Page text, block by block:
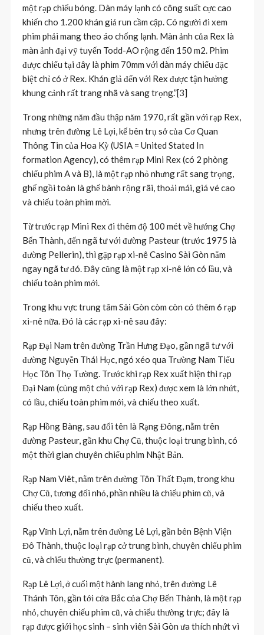
một rạp chiếu bóng. Dàn máy lạnh có công suất cực cao
khiến cho 1.200 khán giả run cầm cập. Có người đi xem
phim phải mang theo áo chống lạnh. Màn ảnh của Rex là
màn ảnh đại vỹ tuyến Todd-AO rộng đến 150 m2. Phim
được chiếu tại đây là phim 70mm với dàn máy chiếu đặc
biệt chỉ có ở Rex. Khán giả đến với Rex được tận hưởng
khung cảnh rất trang nhã và sang trọng.”[3]
Trong những năm đầu thập năm 1970, rất gần với rạp Rex,
nhưng trên đường Lê Lợi, kế bên trụ sở của Cơ Quan
Thông Tin của Hoa Kỳ (USIA = United Stated In
formation Agency), có thêm rạp Mini Rex (có 2 phòng
chiếu phim A và B), là một rạp nhỏ nhưng rất sang trọng,
ghế ngồi toàn là ghế bành rộng rãi, thoải mái, giá vé cao
và chiếu toàn phim mời.
Từ trước rạp Mini Rex đi thêm độ 100 mét về hướng Chợ
Bến Thành, đến ngã tư với đường Pasteur (trước 1975 là
đường Pellerin), thì gặp rạp xi-nê Casino Sài Gòn nằm
ngay ngã tư đó. Đây cũng là một rạp xi-nê lớn có lầu, và
chiếu toàn phim mới.
Trong khu vực trung tâm Sài Gòn còm còn có thêm 6 rạp
xi-nê nữa. Đó là các rạp xi-nê sau đây:
Rạp Đại Nam trên đường Trần Hưng Đạo, gần ngã tư với
đường Nguyễn Thái Học, ngó xéo qua Trường Nam Tiểu
Học Tôn Thọ Tường. Trước khi rạp Rex xuất hiện thì rạp
Đại Nam (cùng một chủ với rạp Rex) được xem là lớn nhứt,
có lầu, chiếu toàn phim mới, và chiếu theo xuất.
Rạp Hồng Bàng, sau đổi tên là Rạng Đông, nằm trên
đường Pasteur, gần khu Chợ Cũ, thuộc loại trung bình, có
một thời gian chuyên chiếu phim Nhật Bản.
Rạp Nam Viêt, nằm trên đường Tôn Thất Đạm, trong khu
Chợ Cũ, tương đối nhỏ, phần nhiều là chiếu phim cũ, và
chiếu theo xuất.
Rạp Vĩnh Lợi, nằm trên đường Lê Lợi, gần bên Bệnh Viện
Đô Thành, thuộc loại rạp cở trung bình, chuyên chiếu phim
cũ, và chiếu thường trực (permanent).
Rạp Lê Lợi, ở cuối một hành lang nhỏ, trên đường Lê
Thánh Tôn, gần tới cửa Bắc của Chợ Bến Thành, là một rạp
nhỏ, chuyên chiếu phim cũ, và chiếu thường trực; đây là
rạp được giới học sinh – sinh viên Sài Gòn ưa thích nhứt vì